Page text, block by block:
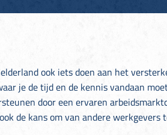
ook iets doen aan het
je de tijd en de kennis vandaan
door een ervaren
de kans om van andere werkgevers